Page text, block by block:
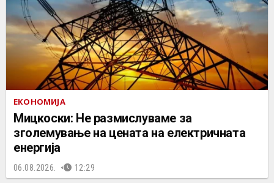
ЕКОНОМИЈА
Мицкоски: Не размислуваме за
зголемување на цената на електричната
енергија
06.08.2026. 12:29